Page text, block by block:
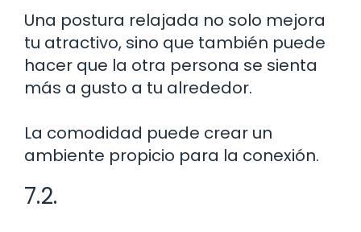
Una postura relajada no solo mejora
tu atractivo, sino que también puede
hacer que la otra persona se sienta
más a gusto a tu alrededor.
La comodidad puede crear un
ambiente propicio para la conexión.
7.2.